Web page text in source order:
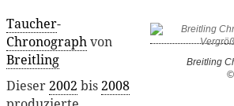
Breitling
©
Taucher-
Chronographvon
Breitling
Dieser2002 bis2008